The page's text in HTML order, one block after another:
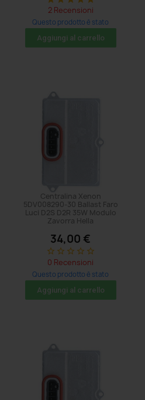
2 Recensioni
Questo prodotto è stato
acquistato: 11 volte
Aggiungi al carrello
Centralina Xenon
5DV008290-30 Ballast Faro
Luci D2S D2R 35W Modulo
Zavorra Hella
34,00 €
star_border star_border star_border star_border star_border
0 Recensioni
Questo prodotto è stato
acquistato: 8 volte
Aggiungi al carrello